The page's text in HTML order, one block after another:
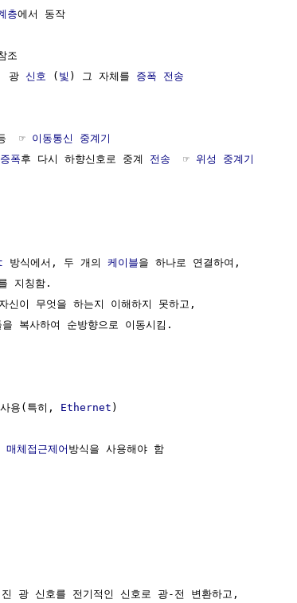
층에서 동작
조
광 신호 ( 빛 ) 그 자체를 증폭 전송
☞ 이동통신 중계기
증폭후 다시 하향신호로 중계 전송
  ☞
위성 중계기
방식에서, 두 개의 케이블을 하나로 연결하여,
지칭함.
이 무엇을 하는지 이해하지 못하고,
을 복사하여 순방향으로 이동시킴.
용(특히, Ethernet )
매체접근제어 방식을 사용해야 함
진 광 신호를 전기적인 신호로 광-전 변환하고,